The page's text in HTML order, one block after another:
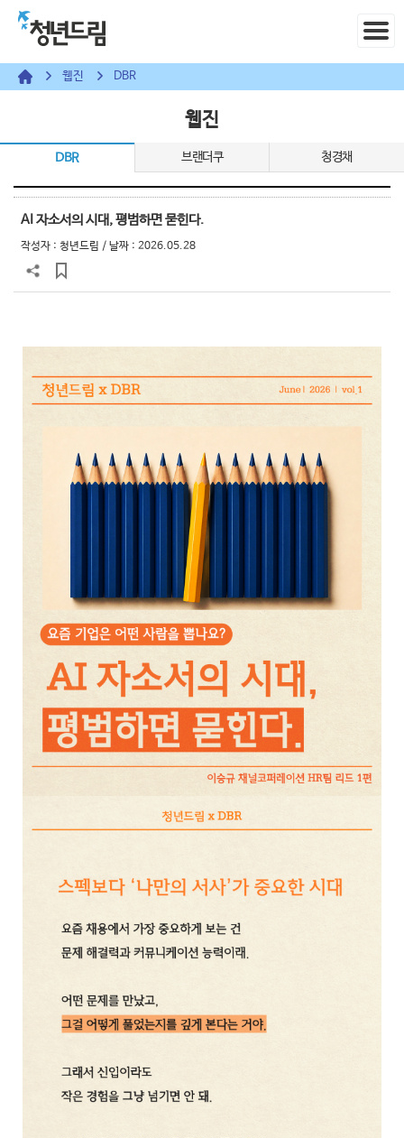
웹진 DBR
웹진
DBR 브랜더쿠 청경채
AI 자소서의 시대, 평범하면 묻힌다.
작성자 : 청년드림 / 날짜 : 2026.05.28